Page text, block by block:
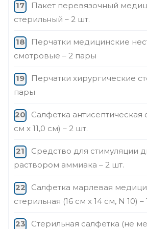
Пакет перевязочный
стерильный – 2 шт.
Перчатки медицинские
смотровые – 2 пары
Перчатки хирургические
пары
Салфетка антисептическая
см x 11,0 см) – 2 шт.
Средство для стимуляции
раствором аммиака – 2 шт.
Салфетка марлевая
стерильная (16 см x 14 см, N 10) –
Стерильная салфетка (не